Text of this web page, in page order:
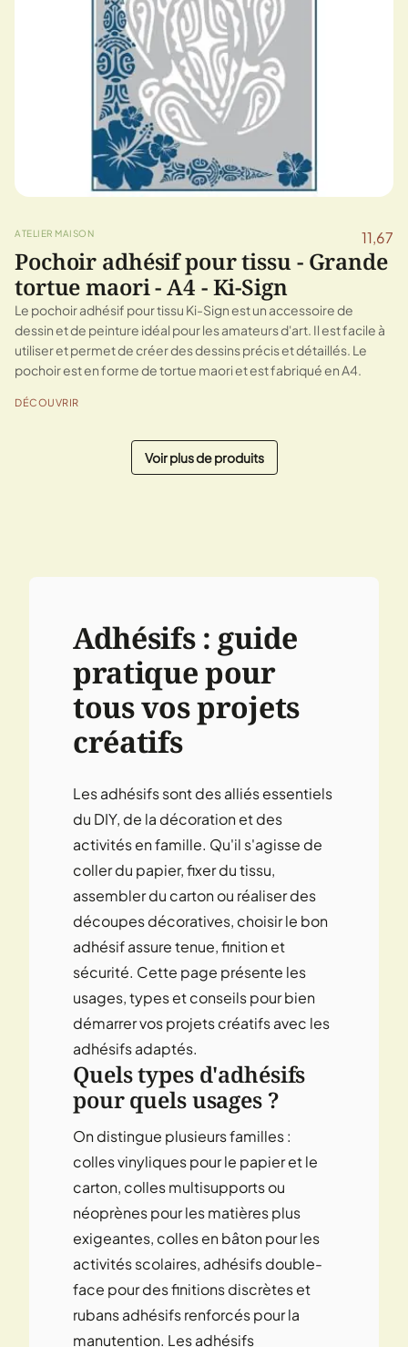
ATELIER MAISON 11,67
Pochoir adhésif pour tissu - Grande
tortue maori - A4 - Ki-Sign
Le pochoir adhésif pour tissu Ki-Sign est un accessoire de
dessin et de peinture idéal pour les amateurs d'art. Il est facile à
utiliser et permet de créer des dessins précis et détaillés. Le
pochoir est en forme de tortue maori et est fabriqué en A4.
DÉCOUVRIR
Voir plus de produits
Suivant »
Adhésifs : guide
pratique pour
tous vos projets
créatifs
Les adhésifs sont des alliés essentiels
du DIY, de la décoration et des
activités en famille. Qu'il s'agisse de
coller du papier, fixer du tissu,
assembler du carton ou réaliser des
découpes décoratives, choisir le bon
adhésif assure tenue, finition et
sécurité. Cette page présente les
usages, types et conseils pour bien
démarrer vos projets créatifs avec les
adhésifs adaptés.
Quels types d'adhésifs
pour quels usages ?
On distingue plusieurs familles :
colles vinyliques pour le papier et le
carton, colles multisupports ou
néoprènes pour les matières plus
exigeantes, colles en bâton pour les
activités scolaires, adhésifs double-
face pour des finitions discrètes et
rubans adhésifs renforcés pour la
manutention. Les adhésifs